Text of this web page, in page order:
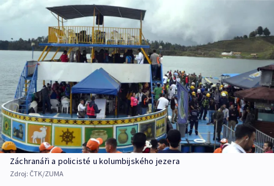
Záchranáři a policisté u kolumbijského jezera
Zdroj: ČTK/ZUMA